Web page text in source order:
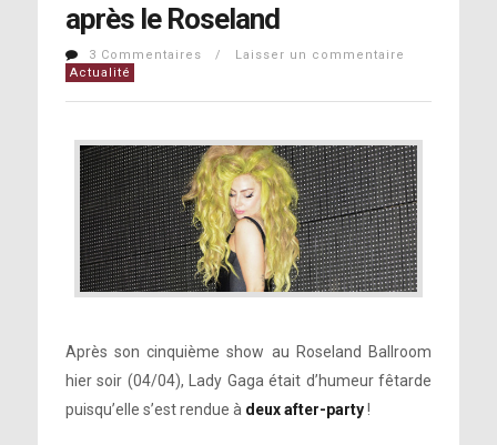
après le Roseland
3 Commentaires / Laisser un commentaire
Actualité
Après son cinquième show au Roseland Ballroom
hier soir (04/04), Lady Gaga était d’humeur fêtarde
puisqu’elle s’est rendue à deux after-party!